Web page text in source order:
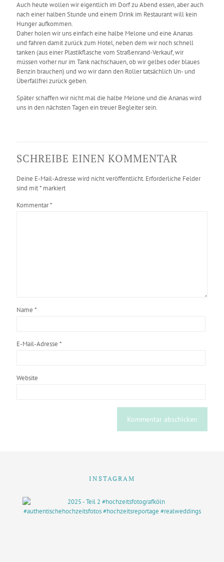
Auch heute wollen wir eigentlich im Dorf zu Abend essen, aber auch
nach einer halben Stunde und einem Drink im Restaurant will kein
Hunger aufkommen.
Daher holen wir uns einfach eine halbe Melone und eine Ananas
und fahren damit zurück zum Hotel, neben dem wir noch schnell
tanken (aus einer Plastikflasche vom Straßenrand-Verkauf, wir
müssen vorher nur im Tank nachschauen, ob wir gelbes oder blaues
Benzin brauchen) und wo wir dann den Roller tatsächlich Un- und
Überfallfrei zurück geben.
Später schaffen wir nicht mal die halbe Melone und die Ananas wird
uns in den nächsten Tagen ein treuer Begleiter sein.
SCHREIBE EINEN KOMMENTAR
Deine E-Mail-Adresse wird nicht veröffentlicht. Erforderliche Felder
sind mit* markiert
Kommentar*
Name *
E-Mail-Adresse *
Website
INSTAGRAM